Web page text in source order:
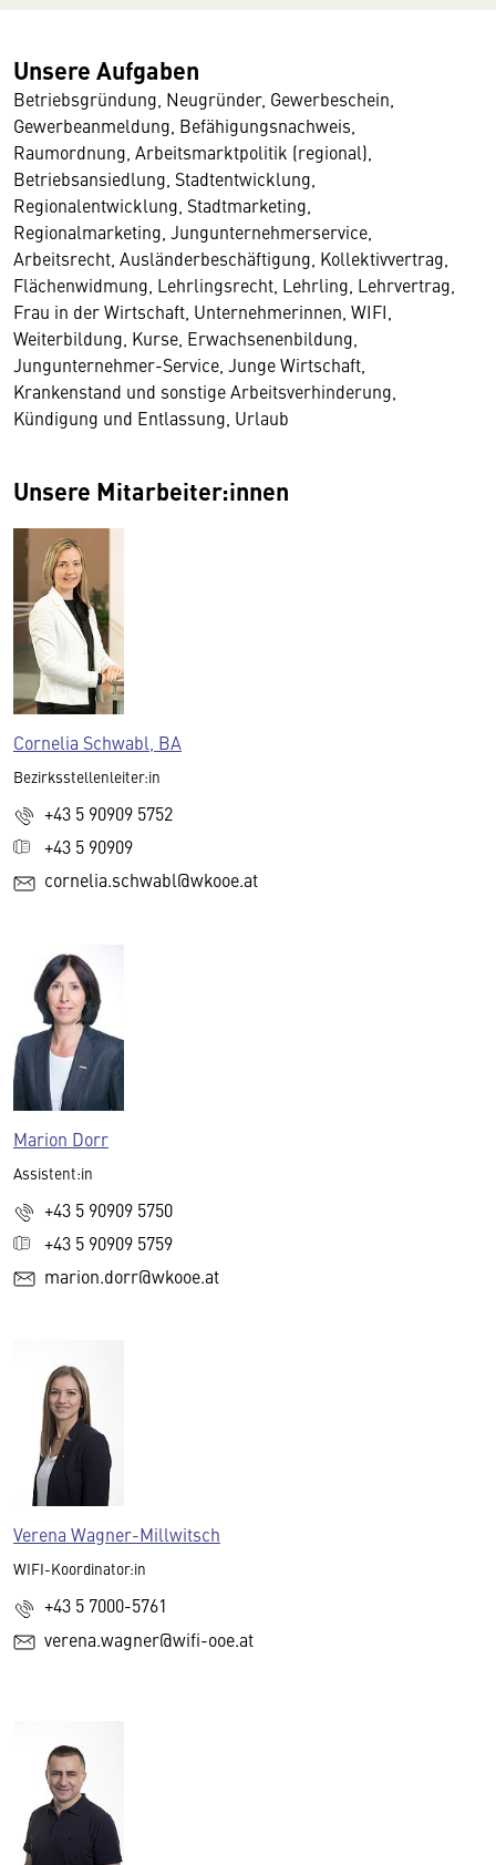
Unsere Aufgaben
Betriebsgründung, Neugründer, Gewerbeschein,
Gewerbeanmeldung, Befähigungsnachweis,
Raumordnung, Arbeitsmarktpolitik (regional),
Betriebsansiedlung, Stadtentwicklung,
Regionalentwicklung, Stadtmarketing,
Regionalmarketing, Jungunternehmerservice,
Arbeitsrecht, Ausländerbeschäftigung, Kollektivvertrag,
Flächenwidmung, Lehrlingsrecht, Lehrling, Lehrvertrag,
Frau in der Wirtschaft, Unternehmerinnen, WIFI,
Weiterbildung, Kurse, Erwachsenenbildung,
Jungunternehmer-Service, Junge Wirtschaft,
Krankenstand und sonstige Arbeitsverhinderung,
Kündigung und Entlassung, Urlaub
Unsere Mitarbeiter:innen
Cornelia Schwabl, BA
Bezirksstellenleiter:in
+43 5 90909 5752
+43 5 90909
cornelia.schwabl@wkooe.at
Marion Dorr
Assistent:in
+43 5 90909 5750
+43 5 90909 5759
marion.dorr@wkooe.at
Verena Wagner-Millwitsch
WIFI-Koordinator:in
+43 5 7000-5761
verena.wagner@wifi-ooe.at